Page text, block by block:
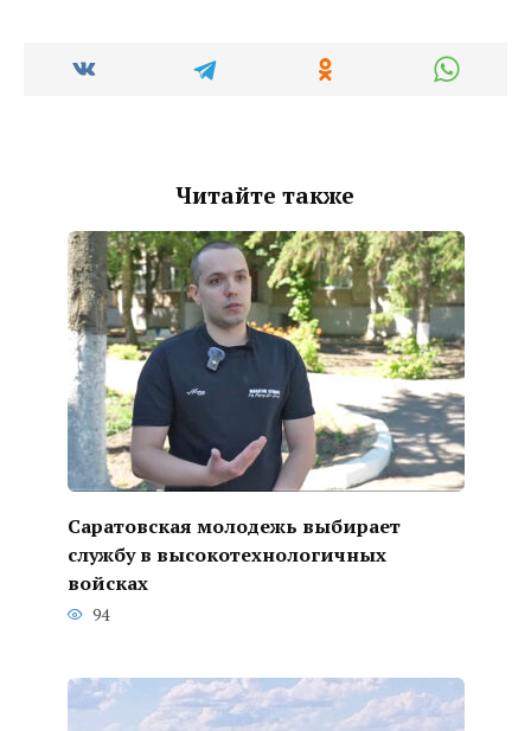
Читайте также
Саратовская молодежь выбирает
службу в высокотехнологичных
войсках
94